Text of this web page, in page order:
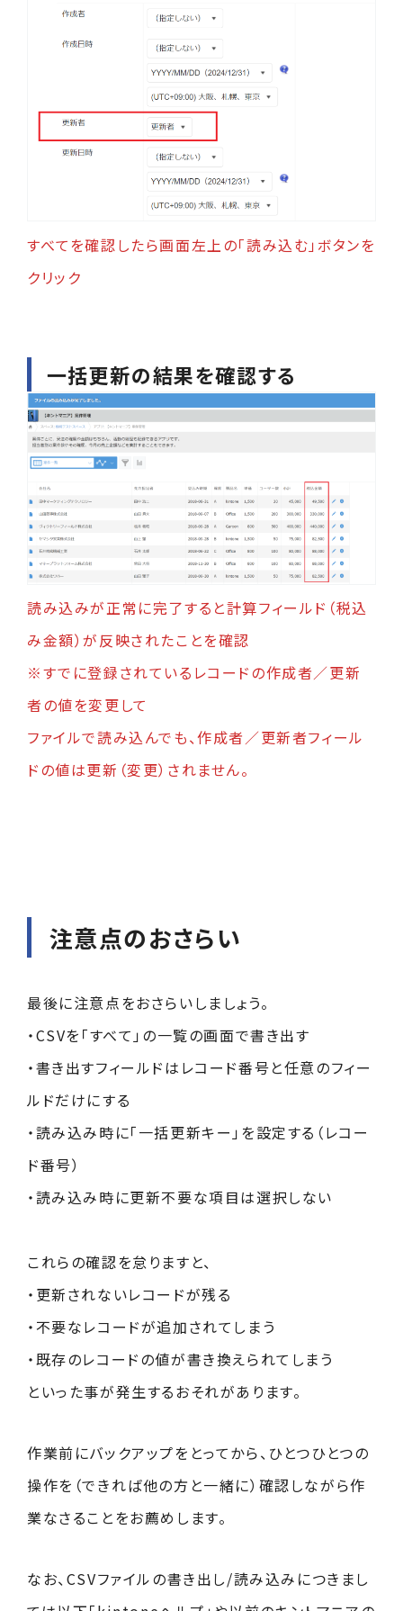
すべてを確認したら画面左上の「読み込む」ボタンを
クリック
一括更新の結果を確認する
読み込みが正常に完了すると計算フィールド（税込
み金額）が反映されたことを確認
※すでに登録されているレコードの作成者／更新
者の値を変更して
ファイルで読み込んでも、作成者／更新者フィール
ドの値は更新（変更）されません。
注意点のおさらい
最後に注意点をおさらいしましょう。
・CSVを「すべて」の一覧の画面で書き出す
・書き出すフィールドはレコード番号と任意のフィー
ルドだけにする
・読み込み時に「一括更新キー」を設定する（レコー
ド番号）
・読み込み時に更新不要な項目は選択しない
これらの確認を怠りますと、
・更新されないレコードが残る
・不要なレコードが追加されてしまう
・既存のレコードの値が書き換えられてしまう
といった事が発生するおそれがあります。
作業前にバックアップをとってから、ひとつひとつの
操作を（できれば他の方と一緒に）確認しながら作
業なさることをお薦めします。
なお、CSVファイルの書き出し/読み込みにつきまし